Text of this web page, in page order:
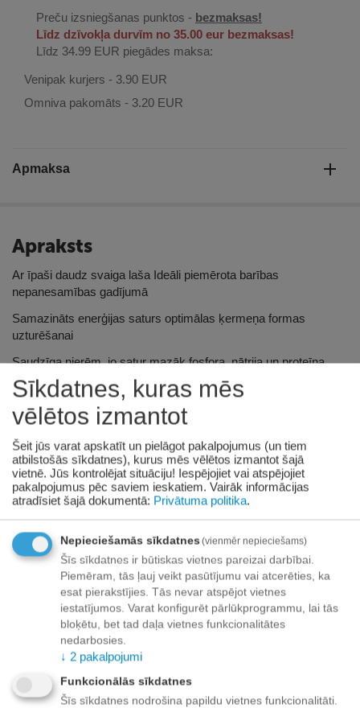
Preču izsniegšanas punktos - bezmaksas!
Līdz dzīvokļa durvīm no 35.00 eur bezmaksas!
Līdz 34.99 EUR piegādes maksa:
Venipak kurjers - 3.90 EUR
Omniva pakomāts - 3.20 EUR
Apmaksa
Apraksts
Ar īpaši daudz svaiga laša Ideāli piemērota barības
nepanesamības gadījumā
Samazināts enerģijas saturs optimālas ķermeņa formas
uzturēšanai
Saudzīga nierēm, jo satur mazāk fosfora, nātrija un proteīna
Recepte ar amarantu graudaugu vietā
AprakstsIdeāls risinājums vecākiem un jutīgiem kaķiem — ar
amarantu kā graudaugu aizstājēju. Samazinātais enerģijas
saturs palīdz uzturēt optimālu ķermeņa svaru, nezaudējot
lielisku garšu. Rūpīgi izvēlētais sastāvs ar samazinātu fosfora,
nātrija un proteīna daudzumu ir saudzīgs arī nierēm.
daudzumu: 80%
Mūsu vitālie komponenti
PROVITALStiprina organisma aizsargspējas ar beta-glikāniem
no alus rauga.
STAY-CLEAN™Palīdz samazināt zobu aplikumu.
LECITĪNS Atbalsta tauku vielmaiņu, stiprina sirdi un asinsriti.
Sastāvdaļas
Sīkdatnes, kuras mēs
vēlētos izmantot
Šeit jūs varat apskatīt un pielāgot pakalpojumus (un tiem
atbilstošās sīkdatnes), kurus mēs vēlētos izmantot šajā
vietnē. Jūs kontrolējat situāciju! Iespējojiet vai atspējojiet
pakalpojumus pēc saviem ieskatiem. Vairāk informācijas
atradīsiet šajā dokumentā: Privātuma politika.
Nepieciešamās sīkdatnes (vienmēr nepieciešams)
Šīs sīkdatnes ir būtiskas vietnes pareizai darbībai.
Piemēram, tās ļauj veikt pasūtījumu vai atcerēties, ka
esat pierakstījies. Tās nevar atspējot vietnes
iestatījumos. Varat konfigurēt pārlūkprogrammu, lai tās
bloķētu, bet tad daļa vietnes funkcionalitātes
nedarbosies.
↓ 2 pakalpojumi
Funkcionālās sīkdatnes
Šīs sīkdatnes nodrošina papildu vietnes funkcionalitāti.